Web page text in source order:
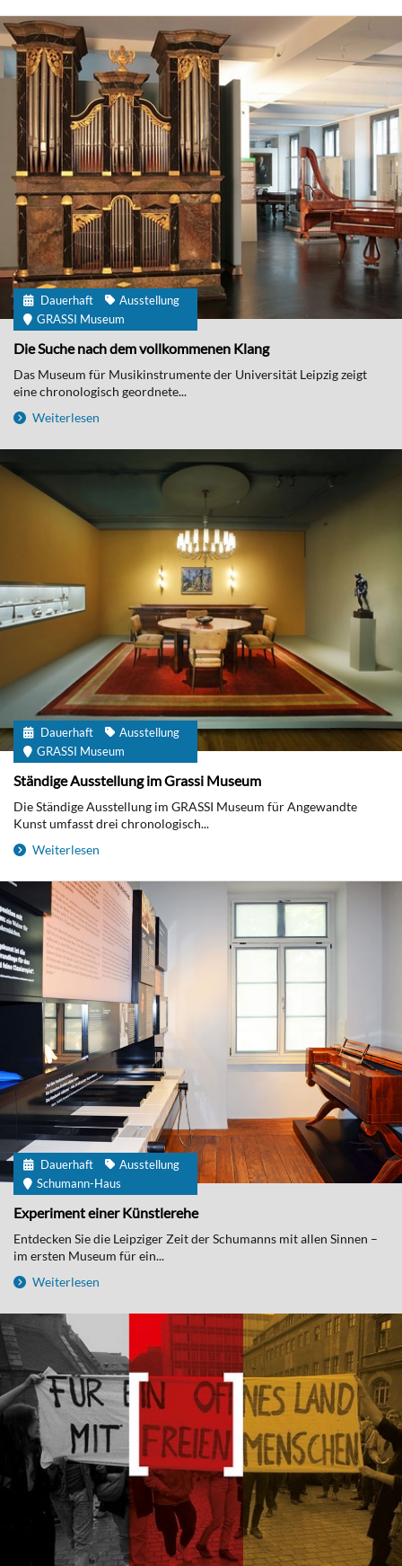
Dauerhaft
Ausstellung
GRASSI Museum
Die Suche nach dem vollkommenen Klang
Das Museum für Musikinstrumente der Universität Leipzig zeigt
eine chronologisch geordnete...
Weiterlesen
Dauerhaft
Ausstellung
GRASSI Museum
Ständige Ausstellung im Grassi Museum
Die Ständige Ausstellung im GRASSI Museum für Angewandte
Kunst umfasst drei chronologisch...
Weiterlesen
Dauerhaft
Ausstellung
Schumann-Haus
Experiment einer Künstlerehe
Entdecken Sie die Leipziger Zeit der Schumanns mit allen Sinnen –
im ersten Museum für ein...
Weiterlesen